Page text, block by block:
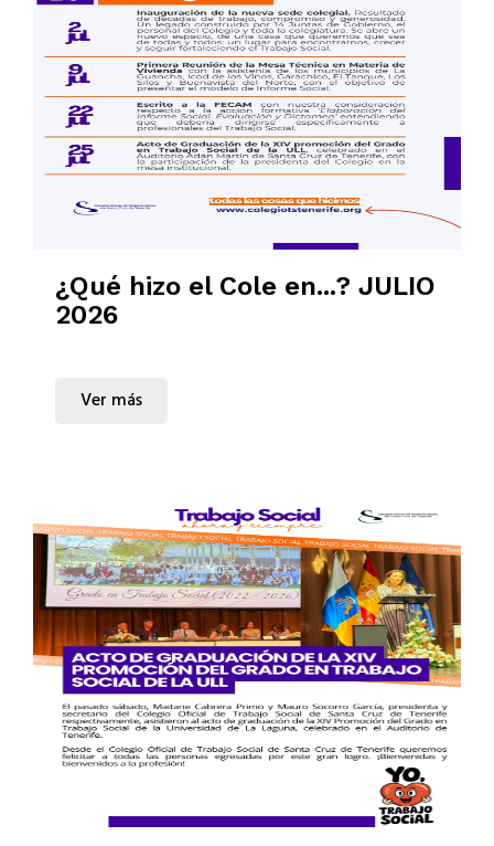
¿Qué hizo el Cole en...? JULIO
2026
Ver más